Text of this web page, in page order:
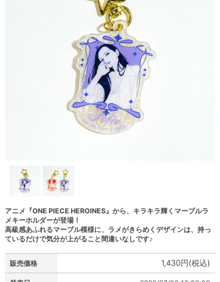
アニメ『ONE PIECE HEROINES』から、キラキラ輝くマーブルラ
メキーホルダーが登場！
高級感あふれるマーブル模様に、ラメがきらめくデザインは、持っ
ているだけで気分が上がること間違いなしです♪
販売価格 1,430円(税込)